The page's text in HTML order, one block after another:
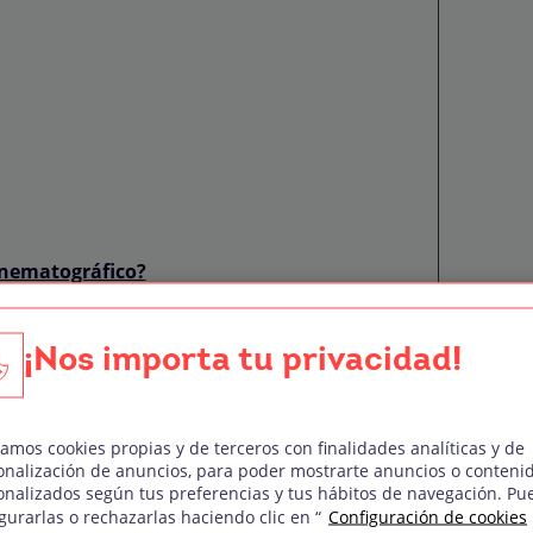
mm
cinematográfico?
¡Nos importa tu privacidad!
cookies propias y de terceros con finalidades analíticas y de
de anuncios, para poder mostrarte anuncios o
según tus preferencias y tus hábitos de navegación.
o rechazarlas haciendo clic en “ Configuración de cookies